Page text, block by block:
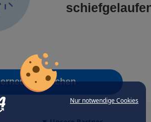
Nur notwendige Cookies
erneut versuchen